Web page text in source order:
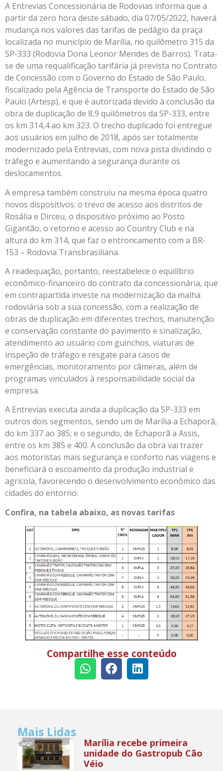
A Entrevias Concessionária de Rodovias informa que a
partir da zero hora deste sábado, dia 07/05/2022, haverá
mudança nos valores das tarifas de pedágio da praça
localizada no município de Marília, no quilômetro 315 da
SP-333 (Rodovia Dona Leonor Mendes de Barros). Trata-
se de uma requalificação tarifária já prevista no Contrato
de Concessão com o Governo do Estado de São Paulo,
fiscalizado pela Agência de Transporte do Estado de São
Paulo (Artesp), e que é autorizada devido à conclusão da
obra de duplicação de 8,9 quilômetros da SP-333, entre
os km 314,4 ao km 323. O trecho duplicado foi entregue
aos usuários em julho de 2018, após ser totalmente
modernizado pela Entrevias, com nova pista dividindo o
tráfego e aumentando a segurança durante os
deslocamentos.
A empresa também construiu na mesma época quatro
novos dispositivos: o trevo de acesso aos distritos de
Rosália e Dirceu, o dispositivo próximo ao Posto
Gigantão, o retorno e acesso ao Country Club e na
altura do km 314, que faz o entroncamento com a BR-
153 – Rodovia Transbrasiliana.
A readequação, portanto, reestabelece o equilíbrio
econômico-financeiro do contrato da concessionária, que
em contrapartida investe na modernização da malha
rodoviária sob a sua concessão, com a realização de
obras de duplicação em diferentes trechos, manutenção
e conservação constante do pavimento e sinalização,
atendimento ao usuário com guinchos, viaturas de
inspeção de tráfego e resgate para casos de
emergências, monitoramento por câmeras, além de
programas vinculados à responsabilidade social da
empresa.
A Entrevias executa ainda a duplicação da SP-333 em
outros dois segmentos, sendo um de Marília a Echaporã,
do km 337 ao 385; e o segundo, de Echaporã a Assis,
entre os km 385 e 400. A conclusão da obra vai trazer
aos motoristas mais segurança e conforto nas viagens e
beneficiará o escoamento da produção industrial e
agrícola, favorecendo o desenvolvimento econômico das
cidades do entorno.
Confira, na tabela abaixo, as novas tarifas
Compartilhe esse conteúdo
Mais Lidas
Marília recebe primeira
unidade do Gastropub Cão
Véio